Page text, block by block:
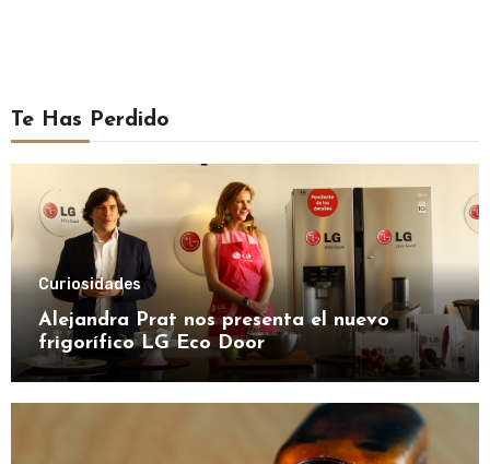
Te Has Perdido
Curiosidades
Alejandra Prat nos presenta el nuevo
frigorífico LG Eco Door